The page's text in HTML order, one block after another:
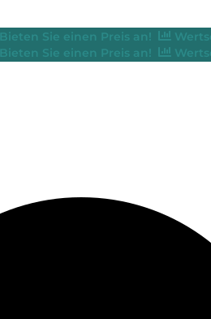
Bieten Sie einen Preis an!
Bieten Sie einen Preis an!